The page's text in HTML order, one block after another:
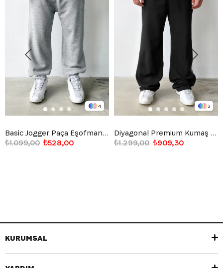
4
Basic Jogger Paça Eşofman Altı
₺528,00
₺1.099,00
3
Diyagonal Premium Kumaş Bel Lastikli Eşofman Altı
₺909,30
₺1.299,00
KURUMSAL